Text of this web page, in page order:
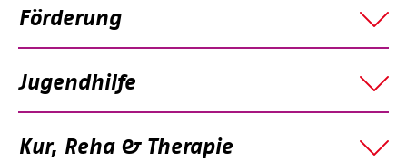
Förderung
Jugendhilfe
Kur, Reha & Therapie